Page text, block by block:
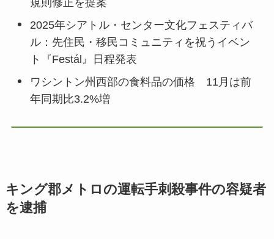
2025年シアトル・センター文化フェスティバ
ル：先住民・移民コミュニティを祝うイベン
ト『Festál』日程発表
ワシントン州西部の食料品の価格 11月は前
年同期比3.2%増
キング郡メトロの運転手刺殺事件の容疑者
を逮捕